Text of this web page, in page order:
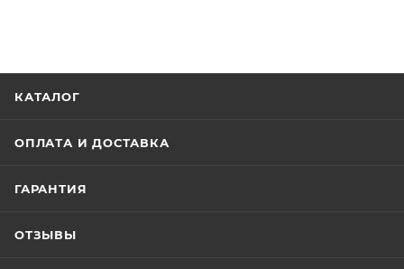
КАТАЛОГ
ОПЛАТА И ДОСТАВКА
ГАРАНТИЯ
ОТЗЫВЫ